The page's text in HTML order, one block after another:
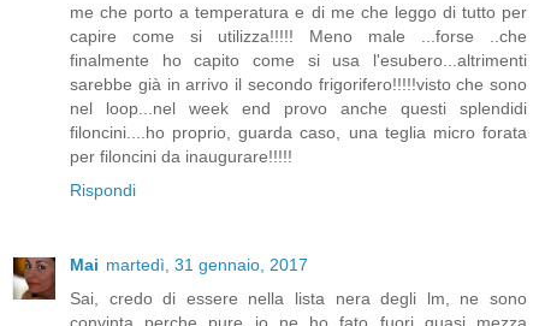
me che porto a temperatura e di me che leggo di tutto per
capire come si utilizza!!!!! Meno male ...forse ..che
finalmente ho capito come si usa l'esubero...altrimenti
sarebbe già in arrivo il secondo frigorifero!!!!!visto che sono
nel loop...nel week end provo anche questi splendidi
filoncini....ho proprio, guarda caso, una teglia micro forata
per filoncini da inaugurare!!!!!
Rispondi
Mai martedì, 31 gennaio, 2017
Sai, credo di essere nella lista nera degli lm, ne sono